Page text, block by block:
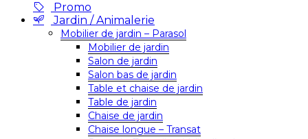
Promo
Jardin / Animalerie
Mobilier de jardin – Parasol
Mobilier de jardin
Salon de jardin
Salon bas de jardin
Table et chaise de jardin
Table de jardin
Chaise de jardin
Chaise longue – Transat